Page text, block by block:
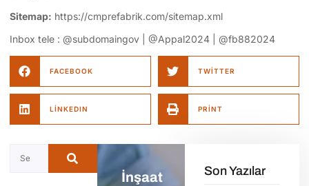
Sitemap: https://cmprefabrik.com/sitemap.xml
Inbox tele : @subdomaingov | @Appal2024 | @fb882024
FACEBOOK TWITTER
LINKEDIN PRINT
İnşaat
Son Yazılar